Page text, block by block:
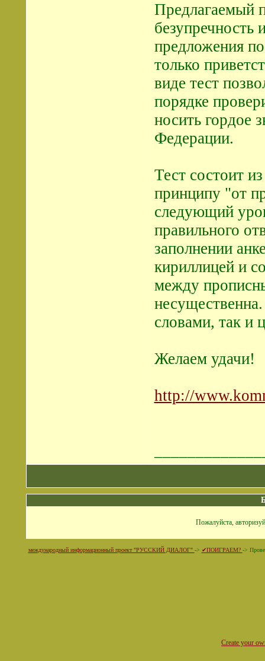
Предлагаемый
безупречность
предложения
только
виде тест
порядке
носить гордое
Федерации.
Тест состоит
принципу "от
следующий
правильного
заполнении
кириллицей и
между
словами, так и
Желаем удачи!
http://
Пожалуйста,
международный информационный проект "РУССКИЙ ДИАЛОГ" -> ✔ПОИГРАЕМ? ->
Create your